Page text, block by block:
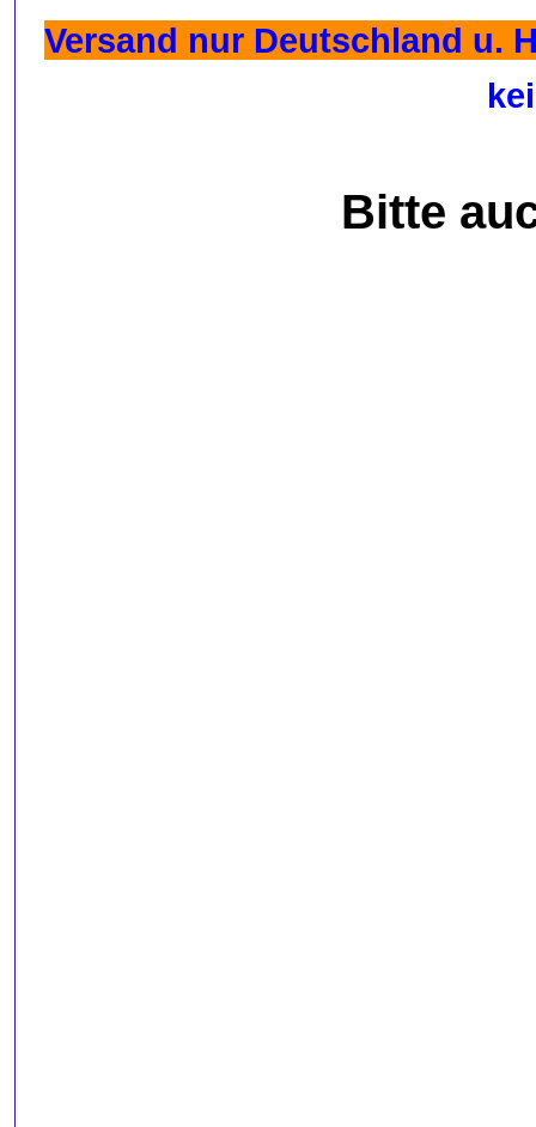
Versand nur Deutschland u.
Bitte